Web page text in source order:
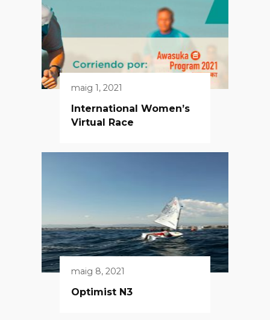
maig 1, 2021
International Women’s
Virtual Race
maig 8, 2021
Optimist N3